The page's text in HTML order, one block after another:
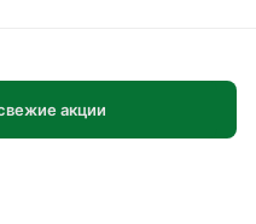
акции